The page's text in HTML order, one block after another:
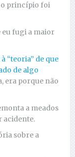
o princípio foi
eu fugi a maior
“teoria” de que
de algo
era porque não
a meados
acidente.
sobre a